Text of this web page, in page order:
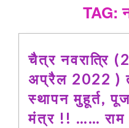
TAG:
चैत्र नवरात्रि
अप्रैल 2022 )
स्थापन मुहूर्त,
मंत्र !! …… राम